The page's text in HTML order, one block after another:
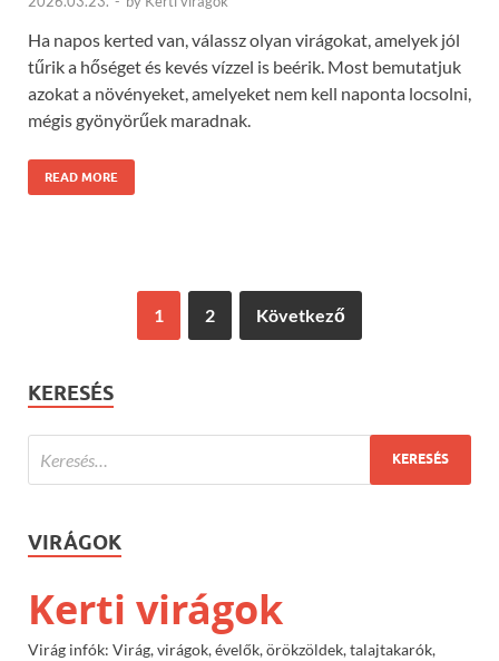
Ha napos kerted van, válassz olyan virágokat, amelyek jól
tűrik a hőséget és kevés vízzel is beérik. Most bemutatjuk
azokat a növényeket, amelyeket nem kell naponta locsolni,
mégis gyönyörűek maradnak.
READ MORE
1 2 Következő
KERESÉS
VIRÁGOK
Kerti virágok
Virág infók: Virág, virágok, évelők, örökzöldek, talajtakarók,